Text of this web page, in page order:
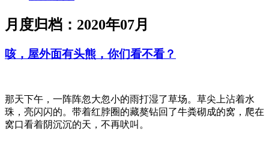
月度归档： 2020年07月
咳，屋外面有头熊，你们看不看？
那天下午，一阵阵忽大忽小的雨打湿了草场。草尖上沾着水
珠，亮闪闪的。带着红脖圈的藏獒钻回了牛粪砌成的窝，爬在
窝口看着阴沉沉的天，不再吠叫。